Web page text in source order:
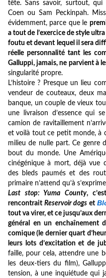
tête. Sans savoir, surtout,
Coen ou Sam Peckinpah.
évidemment, parce que le
a tout de l’exercice de style
foutu et devant lequel il sera
réelle personnalité tant les
Galluppi, jamais, ne parvient à
singularité propre.
L’histoire ? Presque un lieu
vendeur de couteaux, deux
banque, un couple de vieux
une livraison d’essence qui
camion de ravitaillement
et voilà tout ce petit monde, à
milieu de nulle part. Ce genre
bout du monde. Une
cinégénique à mort, déjà vue
des bleds paumés et des
primaire n’attend qu’à
Last stop: Yuma County,
rencontrait Reservoir dogs et
tout va virer, et ce jusqu’aux
général en un enchaînement
comique (le dernier quart
leurs lots d’excitation et de
faille, pour cela, attendre une
les deux-tiers du film),
tension, à une inquiétude qui